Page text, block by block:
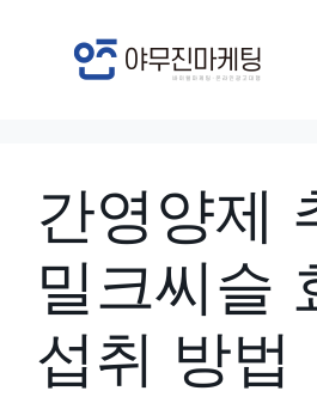
간영양제
밀크씨슬
섭취 방법